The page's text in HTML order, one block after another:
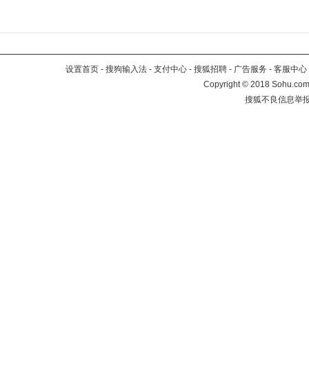
设置首页 - 搜狗输入法 - 支付中心 - 搜狐招聘 - 广告服务 - 客服中心
Copyright©2018
搜狐不良信息举